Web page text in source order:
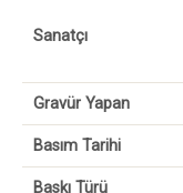
Sanatçı
Gravür Yapan
Basım Tarihi
Baskı Türü